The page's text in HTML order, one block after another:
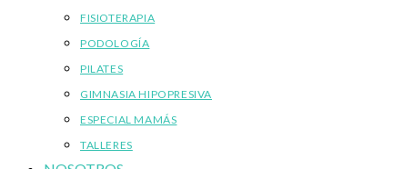
FISIOTERAPIA
PODOLOGÍA
PILATES
GIMNASIA HIPOPRESIVA
ESPECIAL MAMÁS
TALLERES